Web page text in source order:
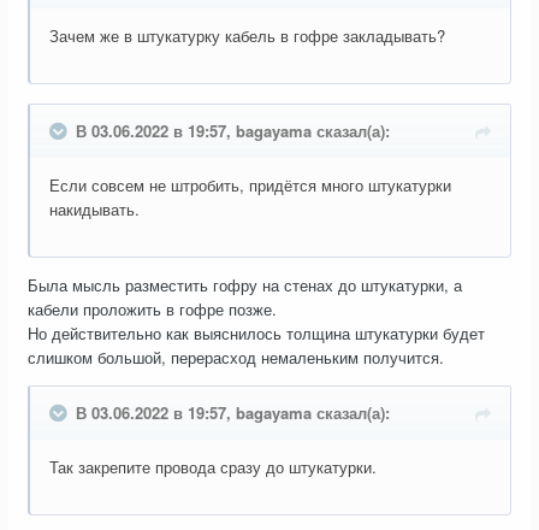
Зачем же в штукатурку кабель в гофре закладывать?
В 03.06.2022 в 19:57, bagayama сказал(а):
Если совсем не штробить, придётся много штукатурки
накидывать.
Была мысль разместить гофру на стенах до штукатурки, а
кабели проложить в гофре позже.
Но действительно как выяснилось толщина штукатурки будет
слишком большой, перерасход немаленьким получится.
В 03.06.2022 в 19:57, bagayama сказал(а):
Так закрепите провода сразу до штукатурки.